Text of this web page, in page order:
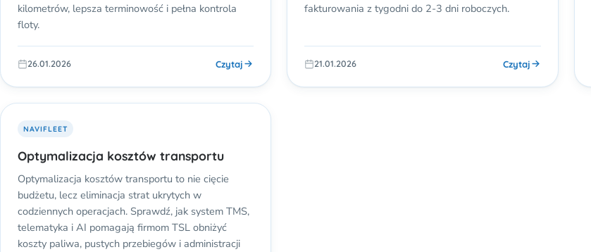
kilometrów, lepsza terminowość i pełna kontrola
floty.
26.01.2026 Czytaj
fakturowania z tygodni do 2-3 dni roboczych.
21.01.2026 Czytaj
NAVIFLEET
Optymalizacja kosztów transportu
Optymalizacja kosztów transportu to nie cięcie
budżetu, lecz eliminacja strat ukrytych w
codziennych operacjach. Sprawdź, jak system TMS,
telematyka i AI pomagają firmom TSL obniżyć
koszty paliwa, pustych przebiegów i administracji